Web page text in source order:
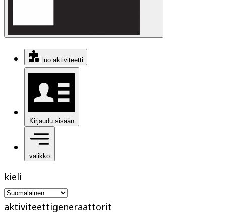
luo aktiviteetti
Kirjaudu sisään
valikko
kieli
aktiviteettigeneraattorit